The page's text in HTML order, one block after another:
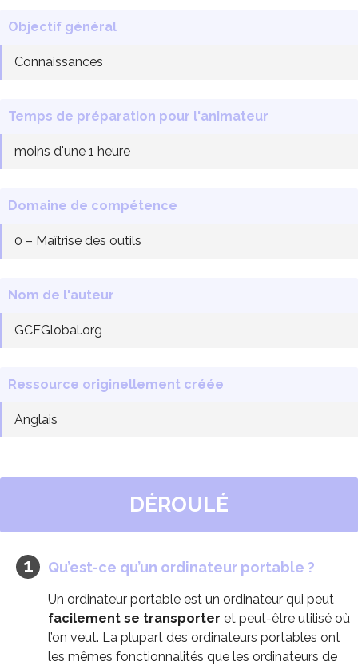
Objectif général
Connaissances
Temps de préparation pour l'animateur
moins d'une 1 heure
Domaine de compétence
0 – Maîtrise des outils
Nom de l'auteur
GCFGlobal.org
Ressource originellement créée
Anglais
DÉROULÉ
Qu’est-ce qu’un ordinateur portable ?
Un ordinateur portable est un ordinateur qui peut
facilement se transporter et peut-être utilisé où
l’on veut. La plupart des ordinateurs portables ont
les mêmes fonctionnalités que les ordinateurs de